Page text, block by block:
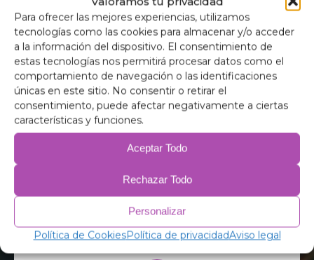
Para ofrecer las mejores experiencias, utilizamos
tecnologías como las cookies para almacenar y/o acceder
a la información del dispositivo. El consentimiento de
estas tecnologías nos permitirá procesar datos como el
comportamiento de navegación o las identificaciones
únicas en este sitio. No consentir o retirar el
consentimiento, puede afectar negativamente a ciertas
características y funciones.
Aceptar Todo
Rechazar Todo
Personalizar
Política de CookiesPolítica de privacidadAviso legal
Nuestro Equipo
Detrás de M2 Camper hay un equipo dedicado de
expertos en camperización y entusiastas del
camping.
Detrás de M2 Camper hay un equipo dedicado de
expertos en camperización y entusiastas del
camping. Estamos aquí para ofrecerte
asesoramiento profesional, responder tus
preguntas y ayudarte a encontrar las soluciones
perfectas para tu vehículo.